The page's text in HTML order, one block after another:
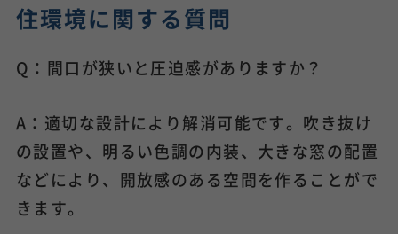
住環境に関する質問
Q：間口が狭いと圧迫感がありますか？
A：適切な設計により解消可能です。吹き抜け
の設置や、明るい色調の内装、大きな窓の配置
などにより、開放感のある空間を作ることがで
きます。